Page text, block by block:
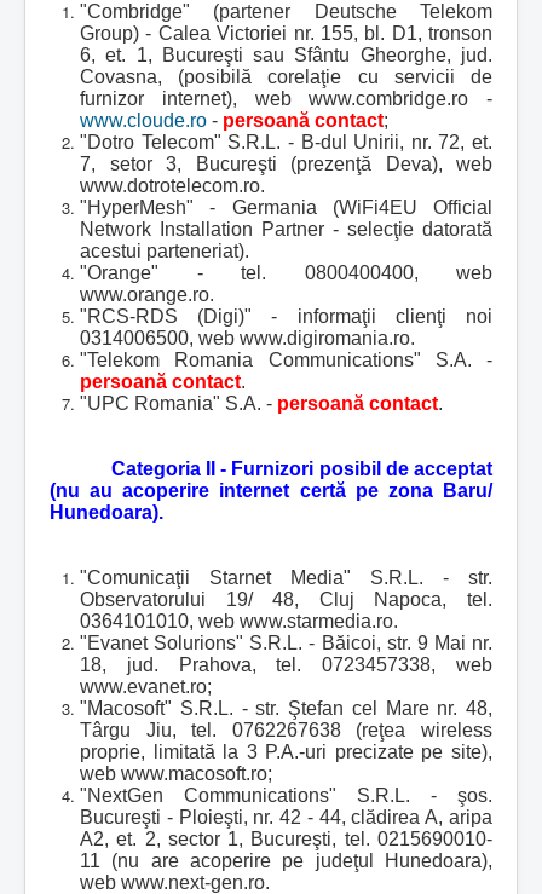
"Combridge" (partener Deutsche Telekom
Group) - Calea Victoriei nr. 155, bl. D1, tronson
6, et. 1, Bucureşti sau Sfântu Gheorghe, jud.
Covasna, (posibilă corelaţie cu servicii de
furnizor internet), web www.combridge.ro -
www.cloude.ro - persoană contact;
"Dotro Telecom" S.R.L. - B-dul Unirii, nr. 72, et.
7, setor 3, Bucureşti (prezenţă Deva), web
www.dotrotelecom.ro.
"HyperMesh" - Germania (WiFi4EU Official
Network Installation Partner - selecţie datorată
acestui parteneriat).
"Orange" - tel. 0800400400, web
www.orange.ro.
"RCS-RDS (Digi)" - informaţii clienţi noi
0314006500, web www.digiromania.ro.
"Telekom Romania Communications" S.A. -
persoană contact.
"UPC Romania" S.A. - persoană contact.
Categoria II - Furnizori posibil de acceptat
(nu au acoperire internet certă pe zona Baru/
Hunedoara).
"Comunicaţii Starnet Media" S.R.L. - str.
Observatorului 19/ 48, Cluj Napoca, tel.
0364101010, web www.starmedia.ro.
"Evanet Solurions" S.R.L. - Băicoi, str. 9 Mai nr.
18, jud. Prahova, tel. 0723457338, web
www.evanet.ro;
"Macosoft" S.R.L. - str. Ştefan cel Mare nr. 48,
Târgu Jiu, tel. 0762267638 (reţea wireless
proprie, limitată la 3 P.A.-uri precizate pe site),
web www.macosoft.ro;
"NextGen Communications" S.R.L. - şos.
Bucureşti - Ploieşti, nr. 42 - 44, clădirea A, aripa
A2, et. 2, sector 1, Bucureşti, tel. 0215690010-
11 (nu are acoperire pe judeţul Hunedoara),
web www.next-gen.ro.